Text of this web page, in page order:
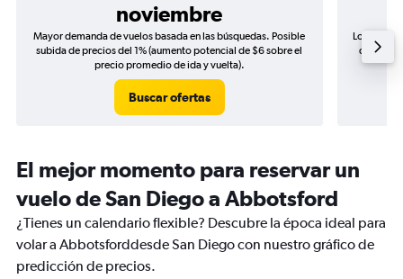
noviembre
Mayor demanda de vuelos basada en las búsquedas. Posible
subida de precios del 1% (aumento potencial de $6 sobre el
precio promedio de ida y vuelta).
Buscar ofertas
Los
de
El mejor momento para reservar un
vuelo de San Diego a Abbotsford
¿Tienes un calendario flexible? Descubre la época ideal para
volar a Abbotsforddesde San Diego con nuestro gráfico de
predicción de precios.